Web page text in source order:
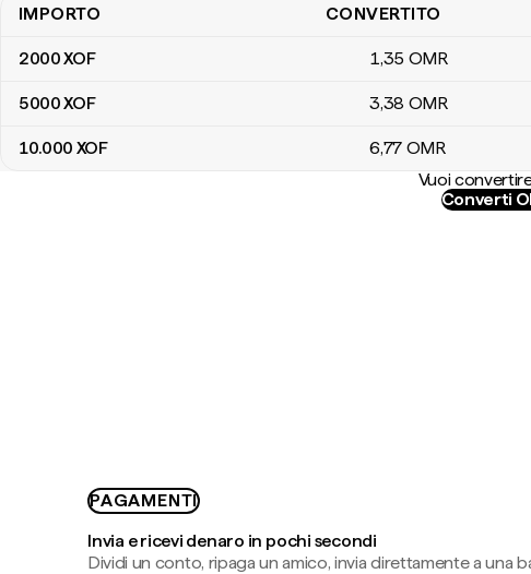
Tabella di conversione da franchi CFA BCEAO a rial omaniti
IMPORTO CONVERTITO
2000XOF 1,35 OMR
5000XOF 3,38 OMR
10.000 XOF 6,77 OMR
Vuoi
Converti
PAGAMENTI
Invia e ricevi denaro in pochi secondi
Dividi un conto, ripaga un amico, invia direttamente a una